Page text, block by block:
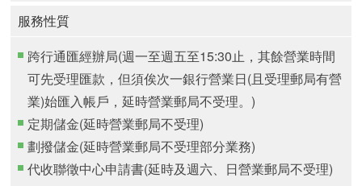
服務性質
跨行通匯經辦局(週一至週五至15:30止，其餘營業時間
可先受理匯款，但須俟次一銀行營業日(且受理郵局有營
業)始匯入帳戶，延時營業郵局不受理。)
定期儲金(延時營業郵局不受理)
劃撥儲金(延時營業郵局不受理部分業務)
代收聯徵中心申請書(延時及週六、日營業郵局不受理)